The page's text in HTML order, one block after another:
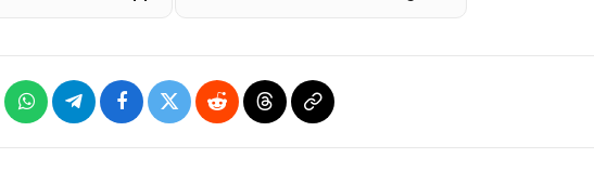
WhatsAppTelegramFacebook
X
Reddit ThreadsCopia